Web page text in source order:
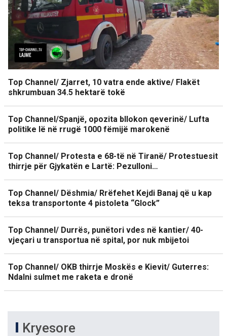
Top Channel/ Zjarret, 10 vatra ende aktive/ Flakët
shkrumbuan 34.5 hektarë tokë
Top Channel/Spanjë, opozita bllokon qeverinë/ Lufta
politike lë në rrugë 1000 fëmijë marokenë
Top Channel/ Protesta e 68-të në Tiranë/ Protestuesit
thirrje për Gjykatën e Lartë: Pezulloni…
Top Channel/ Dëshmia/ Rrëfehet Kejdi Banaj që u kap
teksa transportonte 4 pistoleta “Glock”
Top Channel/ Durrës, punëtori vdes në kantier/ 40-
vjeçari u transportua në spital, por nuk mbijetoi
Top Channel/ OKB thirrje Moskës e Kievit/ Guterres:
Ndalni sulmet me raketa e dronë
Kryesore